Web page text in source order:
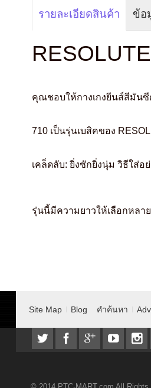
รายละเอียดสินค้า ข้อ
คุณชอบให้กางเกงยีนส์สีมันซี
710 เป็นรุ่นเบสิคของ
เคล็ดลับ: ยิ่งซักยิ่งนุ่มวิธีใส่อ
รุ่นนี้มีความยาวให้เลือกหลา
Site Map Blog คำค้นหา